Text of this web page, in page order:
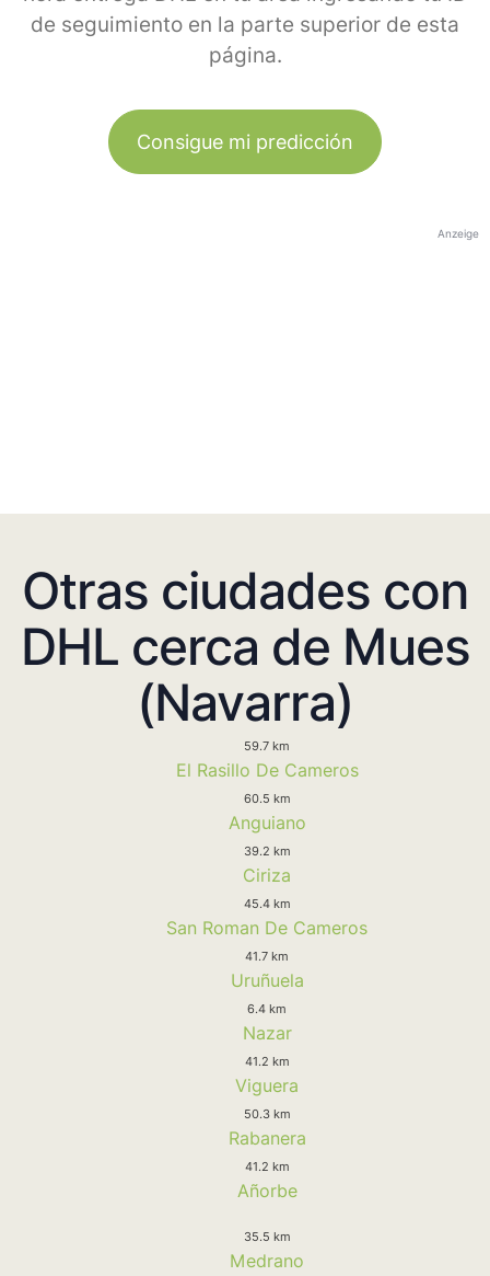
de seguimiento en la parte superior de esta
página.
Consigue mi predicción
Anzeige
Otras ciudades con
DHL cerca de Mues
(Navarra)
59.7 km
El Rasillo De Cameros
60.5 km
Anguiano
39.2 km
Ciriza
45.4 km
San Roman De Cameros
41.7 km
Uruñuela
6.4 km
Nazar
41.2 km
Viguera
50.3 km
Rabanera
41.2 km
Añorbe
35.5 km
Medrano